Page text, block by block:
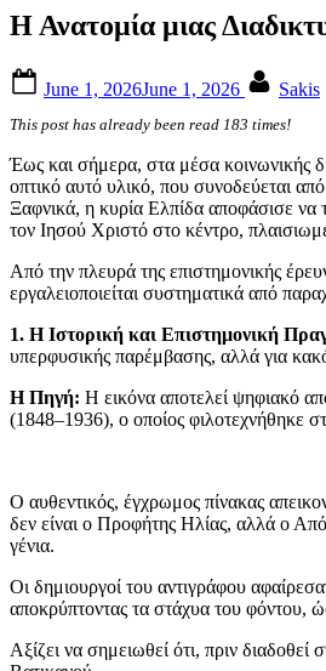
Η Ανατομία μιας
on
June 1, 2026June 1, 2026 Sakis
This post has already been read 183 times!
Έως και σήμερα, στα μέσα κοινωνικής
οπτικό αυτό υλικό, που συνοδεύεται
Ξαφνικά, η κυρία Ελπίδα αποφάσισε να
τον Ιησού Χριστό στο κέντρο,
Από την πλευρά της επιστημονικής
εργαλειοποιείται συστηματικά από
1. Η Ιστορική και Επιστημονική
υπερφυσικής παρέμβασης, αλλά για
Η Πηγή: Η εικόνα αποτελεί ψηφιακό
(1848–1936), ο οποίος φιλοτεχνήθηκε
Ο αυθεντικός, έγχρωμος πίνακας
δεν είναι ο Προφήτης Ηλίας, αλλά ο
γένια.
Οι δημιουργοί του αντιγράφου
αποκρύπτοντας τα στάχυα του φόντου,
Αξίζει να σημειωθεί ότι, πριν